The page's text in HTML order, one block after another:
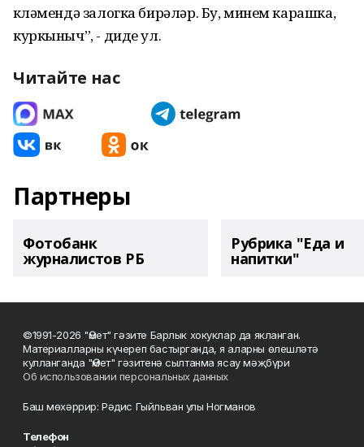
күләмендә залогка бирәләр. Бу, минем карашка,
куркыныч”, - диде ул.
Читайте нас
Партнеры
Фотобанк
журналистов РБ
Рубрика "Еда и
напитки"
©1991-2026 "Өмет" гәзите Барлык хокуклар да якланган.
Материалларны күчереп бастырганда, я аларны өлешләтә
кулланганда "Өмет" гәзитенә сылтанма ясау мәҗбүри
Об использовании персональных данных
Баш мөхәррир: Рәдис Гыйльван улы Ногманов
Телефон